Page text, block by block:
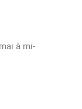
à mi-